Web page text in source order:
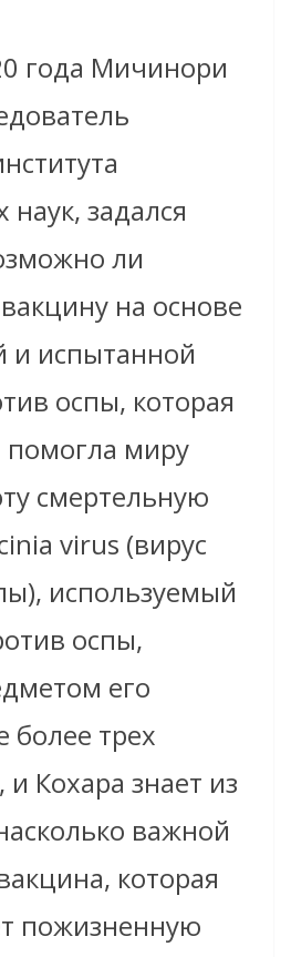
года Мичинори
задался
ли
на основе
и испытанной
оспы, которая
помогла миру
смертельную
virus (вирус
используемый
оспы,
его
более трех
и Кохара знает из
важной
которая
пожизненную